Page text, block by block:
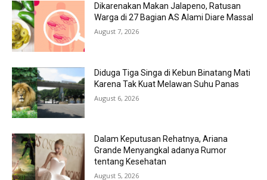
Dikarenakan Makan Jalapeno, Ratusan
Warga di 27 Bagian AS Alami Diare Massal
August 7, 2026
Diduga Tiga Singa di Kebun Binatang Mati
Karena Tak Kuat Melawan Suhu Panas
August 6, 2026
Dalam Keputusan Rehatnya, Ariana
Grande Menyangkal adanya Rumor
tentang Kesehatan
August 5, 2026